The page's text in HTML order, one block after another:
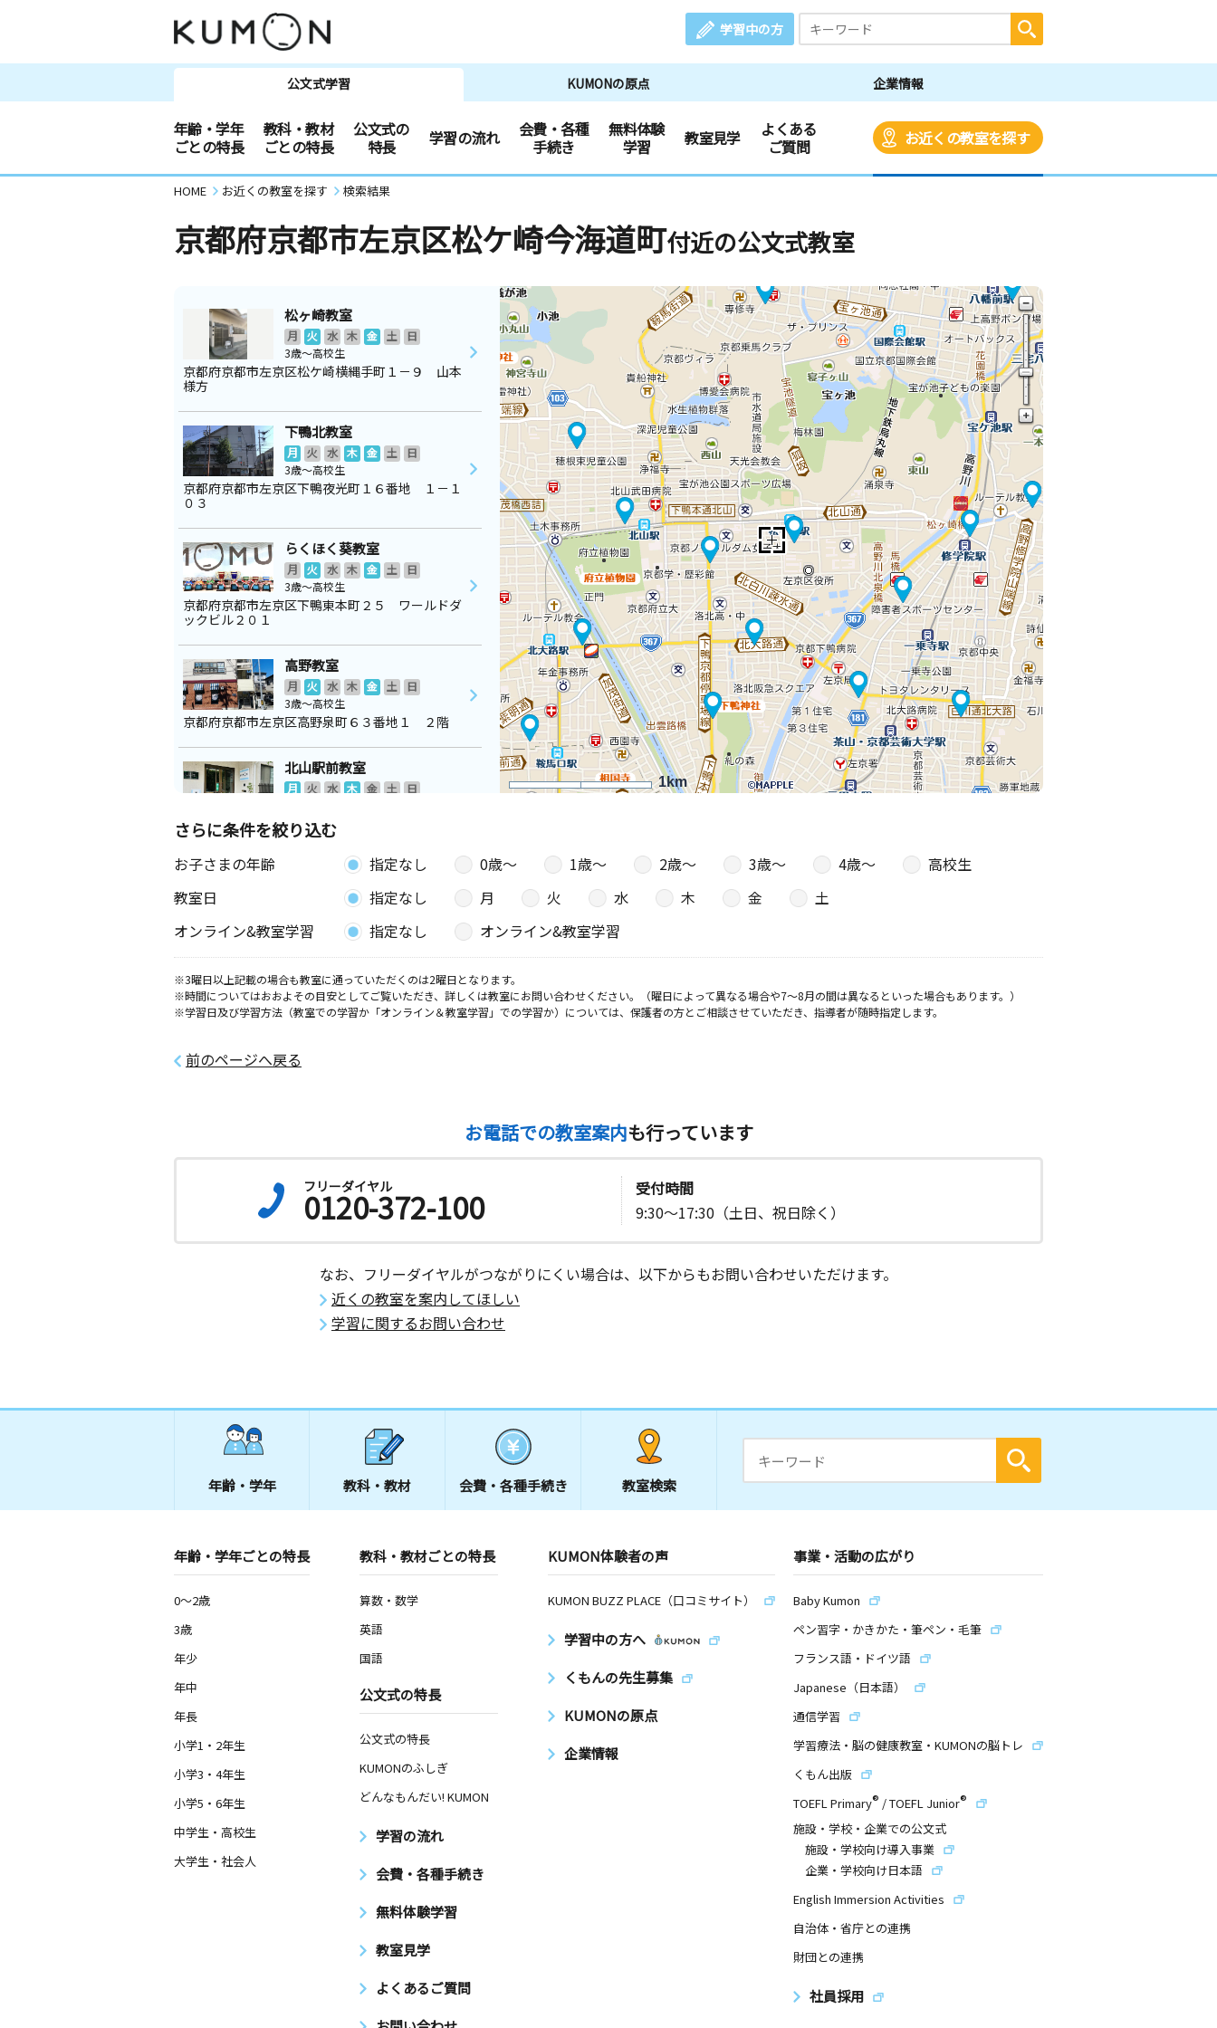
学習中の方
公文式学習 KUMONの原点 企業情報
年齢・学年
ごとの特長
教科・教材
ごとの特長
公文式の
特長
学習の流れ
会費・各種
手続き
無料体験
学習
教室見学
よくある
ご質問
お近くの教室を探す
HOME お近くの教室を探す 検索結果
京都府京都市左京区松ケ崎今海道町付近の公文式教室
1km
松ヶ崎教室
月 火 水 木 金 土
日
3歳～高校生
京都府京都市左京区松ケ崎横縄手町１－９ 山本
様方
下鴨北教室
月 火 水 木 金 土
日
3歳～高校生
京都府京都市左京区下鴨夜光町１６番地 １－１
０３
らくほく葵教室
月 火 水 木 金 土
日
3歳～高校生
京都府京都市左京区下鴨東本町２５ ワールドダ
ックビル２０１
高野教室
月 火 水 木 金 土
日
3歳～高校生
京都府京都市左京区高野泉町６３番地１ ２階
北山駅前教室
月 火 水 木 金 土
日
京都府京都市北区上賀茂岩ケ垣内町３７番地 北
山バプテスト教会
木 金 土 日
3歳～高校生
京都府京都市左京区高野東開町１１番地１ ＴＫ
ビル２階１号室
糺の森教室
月 火 水 木 土
日
京都府京都市左京区下鴨松ノ木町５１ プラザ葵
２Ｆ
1歳～高校生
修学院駅前教室
月 火 水 木 金 土 日
京都府京都市左京区山端壱町田町６番地３修学院
北大路駅前教室
ビル２Ｆ２０１号室
上賀茂小東教室
3歳～中学生
京都府京都市北区上賀茂向縄手町１６番地 ル・
一乗寺教室
京都府京都市左京区一乗寺築田町５４－１
金 土 日
京都府京都市左京区修学院水川原町２４－１
金 土
日
京都府京都市北区長乗東町２０４－４
さらに条件を絞り込む
お子さまの年齢 指定なし 0歳〜 1歳〜 2歳〜 3歳〜 4歳〜
高校生
教室日
指定なし 月 火 水 木 金
土
オンライン&教室学習
指定なし オンライン&教室学習
※3曜日以上記載の場合も教室に通っていただくのは2曜日となります。
※時間についてはおおよその目安としてご覧いただき、詳しくは教室にお問い合わせください。（曜日によって異なる場合や7～8月の間は異なるといった場合もあります。）
※学習日及び学習方法（教室での学習か「オンライン＆教室学習」での学習か）については、保護者の方とご相談させていただき、指導者が随時指定します。
前のページへ戻る
お電話での教室案内も行っています
フリーダイヤル
0120-372-100
受付時間
9:30～17:30（土日、祝日除く）
なお、フリーダイヤルがつながりにくい場合は、以下からもお問い合わせいただけます。
近くの教室を案内してほしい
学習に関するお問い合わせ
年齢・学年 教科・教材 会費・ 各種手続き 教室検索
年齢・学年ごとの特長
0～2歳
3歳
年少
年中
年長
小学1・2年生
小学3・4年生
小学5・6年生
中学生・高校生
大学生・社会人
教科・教材ごとの特長
算数・数学
英語
国語
公文式の特長
公文式の特長
KUMONのふしぎ
どんなもんだい! KUMON
学習の流れ
会費・各種手続き
無料体験学習
教室見学
よくあるご質問
KUMON体験者の声
KUMON BUZZ PLACE（口コミサイト）
学習中の方へ
くもんの先生募集
KUMONの原点
企業情報
事業・活動の広がり
Baby Kumon
ペン習字・かきかた・筆ペン・毛筆
フランス語・ドイツ語
Japanese（日本語）
通信学習
学習療法・脳の健康教室・KUMONの脳トレ
くもん出版
TOEFL Primary® /TOEFL Junior®
施設・学校・企業での公文式
施設・学校向け導入事業
企業・学校向け日本語
English Immersion Activities
自治体・省庁との連携
財団との連携
社員採用